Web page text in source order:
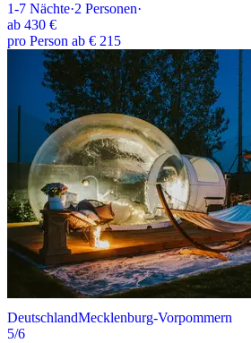
1-7 Nächte·2 Personen·
ab 430 €
pro Person ab € 215
DeutschlandMecklenburg-Vorpommern
5/6